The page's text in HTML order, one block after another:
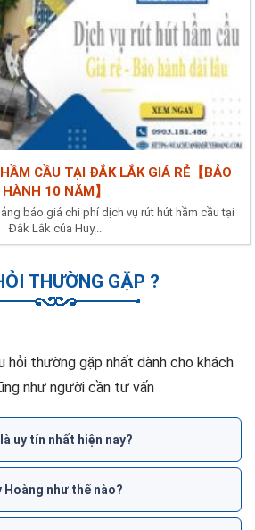
CẦU TẠI ĐẮK LẮK GIÁ RẺ【BẢO
HÀNH 10 NĂM】
báo giá chi phí dịch vụ rút hút hầm cầu tại
Đắk Lắk của Huy...
THƯỜNG GẶP ?
hỏi thường gặp nhất dành cho khách
như người cần tư vấn
uy tín nhất hiện nay?
Hoàng như thế nào?